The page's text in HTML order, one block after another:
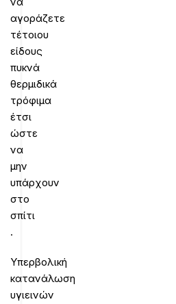
αγοράζετε
τέτοιου
είδους
πυκνά
θερμιδικά
τρόφιμα
έτσι
ώστε
να
μην
υπάρχουν
στο
σπίτι
.
Υπερβολική
κατανάλωση
υγιεινών